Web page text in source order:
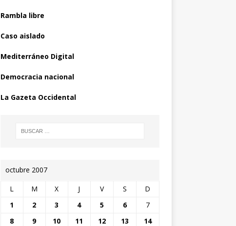
Rambla libre
Caso aislado
Mediterráneo Digital
Democracia nacional
La Gazeta Occidental
octubre 2007
L M X J V S D
1 2 3 4 5 6
7
8
9 10 11 12 13
14